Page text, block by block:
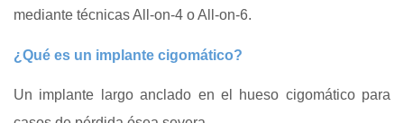
mediante técnicas All-on-4 o All-on-6.
¿Qué es un implante cigomático?
Un implante largo anclado en el hueso cigomático para